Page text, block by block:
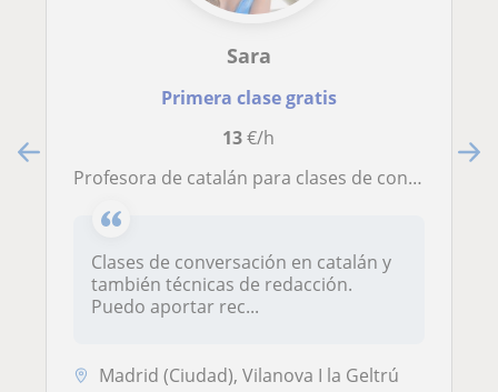
Sara
Primera clase gratis
13€/h
Profesora de catalán para clases de conversación, redacción y exposiciones orales
Clases de conversación en catalán y
también técnicas de redacción.
Puedo aportar rec...
Madrid (Ciudad), Vilanova I la Geltrú